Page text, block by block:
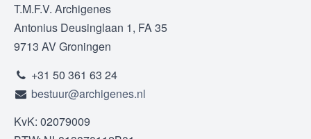
T.M.F.V. Archigenes
Antonius Deusinglaan 1, FA 35
9713 AV Groningen
+31 50 361 63 24
bestuur@archigenes.nl
KvK: 02079009